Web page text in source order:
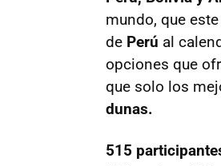
mundo, que
de Perú al
opciones que
que solo los
dunas.
515